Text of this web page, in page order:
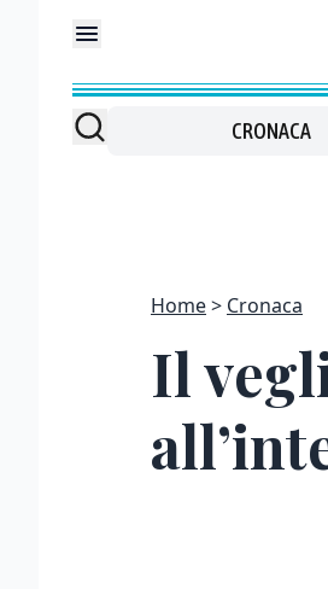
CRONACA
Home Cronaca
Il